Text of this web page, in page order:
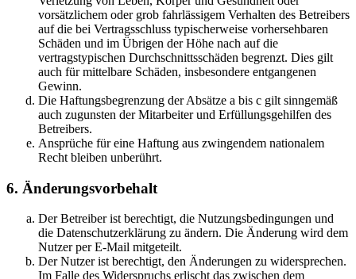
vorsätzlichem oder grob fahrlässigem Verhalten des Betreibers
auf die bei Vertragsschluss typischerweise vorhersehbaren
Schäden und im Übrigen der Höhe nach auf die
vertragstypischen Durchschnittsschäden begrenzt. Dies gilt
auch für mittelbare Schäden, insbesondere entgangenen
Gewinn.
Die Haftungsbegrenzung der Absätze a bis c gilt sinngemäß
auch zugunsten der Mitarbeiter und Erfüllungsgehilfen des
Betreibers.
Ansprüche für eine Haftung aus zwingendem nationalem
Recht bleiben unberührt.
6. Änderungsvorbehalt
Der Betreiber ist berechtigt, die Nutzungsbedingungen und
die Datenschutzerklärung zu ändern. Die Änderung wird dem
Nutzer per E-Mail mitgeteilt.
Der Nutzer ist berechtigt, den Änderungen zu widersprechen.
Im Falle des Widerspruchs erlischt das zwischen dem